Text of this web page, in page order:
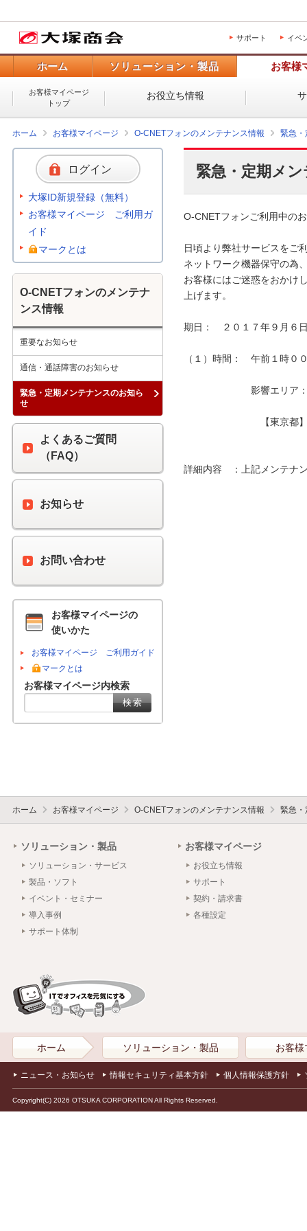
サポート イベ
ホーム ソリューション・製品 お客様
お客様マイページ
トップ
お役立ち情報
ホーム お客様マイページ O-CNETフォンのメンテナンス情報 緊急・
緊急・定期メ
O-CNETフォンご利用中の
日頃より弊社サービスをご
ネットワーク機器保守の為
お客様にはご迷惑をおかけ
上げます。
期日：　２０１７年９月６
（１）時間：　午前１時０
影響エリア：　下記
【東京都
詳細内容　：上記メンテナ
ログイン
大塚ID新規登録（無料）
お客様マイページ ご利用ガ
イド
マークとは
O-CNETフォンのメンテナ
ンス情報
重要なお知らせ
通信・通話障害のお知らせ
緊急・定期メンテナンスのお知ら
せ
よくあるご質問
（FAQ）
お知らせ
お問い合わせ
お客様マイページの
使いかた
お客様マイページ ご利用ガイド
マークとは
お客様マイページ内検索
ホーム お客様マイページ O-CNETフォンのメンテナンス情報 緊急・
ソリューション・製品
ソリューション・サービス
製品・ソフト
イベント・セミナー
導入事例
サポート体制
お客様マイページ
お役立ち情報
サポート
契約・請求書
各種設定
ホーム ソリューション・製品 お客様
ニュース・お知らせ 情報セキュリティ基本方針 個人情報保護方針
Copyright(C) 2026 OTSUKA CORPORATION All Rights Reserved.